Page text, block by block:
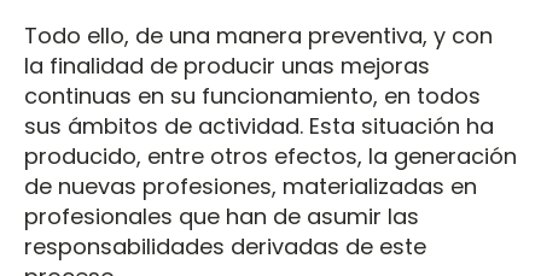
Todo ello, de una manera preventiva, y con
la finalidad de producir unas mejoras
continuas en su funcionamiento, en todos
sus ámbitos de actividad. Esta situación ha
producido, entre otros efectos, la generación
de nuevas profesiones, materializadas en
profesionales que han de asumir las
responsabilidades derivadas de este